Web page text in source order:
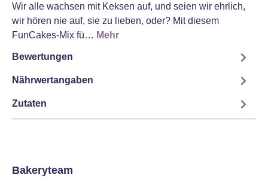
Wir alle wachsen mit Keksen auf, und seien wir ehrlich,
wir hören nie auf, sie zu lieben, oder? Mit diesem
FunCakes-Mix fü… Mehr
Bewertungen
Nährwertangaben
Zutaten
Bakeryteam